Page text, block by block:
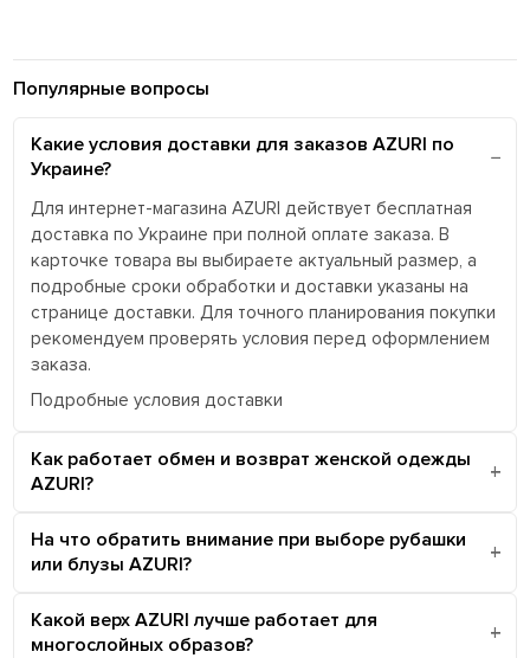
Популярные вопросы
Какие условия доставки для заказов AZURI по
Украине?
Для интернет-магазина AZURI действует бесплатная
доставка по Украине при полной оплате заказа. В
карточке товара вы выбираете актуальный размер, а
подробные сроки обработки и доставки указаны на
странице доставки. Для точного планирования покупки
рекомендуем проверять условия перед оформлением
заказа.
Подробные условия доставки
Как работает обмен и возврат женской одежды
AZURI?
На что обратить внимание при выборе рубашки
или блузы AZURI?
Какой верх AZURI лучше работает для
многослойных образов?